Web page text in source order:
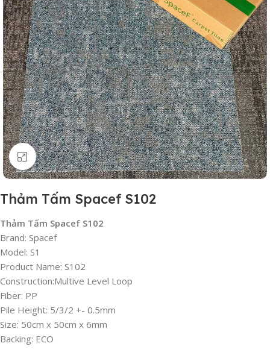
Click to enlarge
Thảm Tấm Spacef S102
Thảm Tấm Spacef S102
Brand: Spacef
Model: S1
Product Name: S102
Construction:Multive Level Loop
Fiber: PP
Pile Height: 5/3/2 +- 0.5mm
Size: 50cm x 50cm x 6mm
Backing: ECO